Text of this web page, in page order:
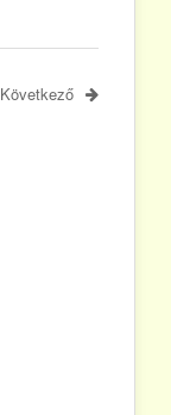
Következő